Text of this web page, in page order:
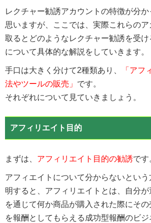
レクチャー勧誘アカウントの特徴が分
思いますが、ここでは、実際これらの
取るとどのようなレクチャー勧誘を受
について具体的な解説をしていきます。
手口は大きく分けて2種類あり、
「アフ
法やツールの販売」 です。
それぞれについて見ていきましょう。
アフィリエイト目的
まずは、 アフィリエイト目的の勧誘です
アフィエイトについて分からないとい
明すると、アフィリエイトとは、自分
を通じて何か商品が購入された際にそ
を報酬としてもらえる成功型報酬のビジ